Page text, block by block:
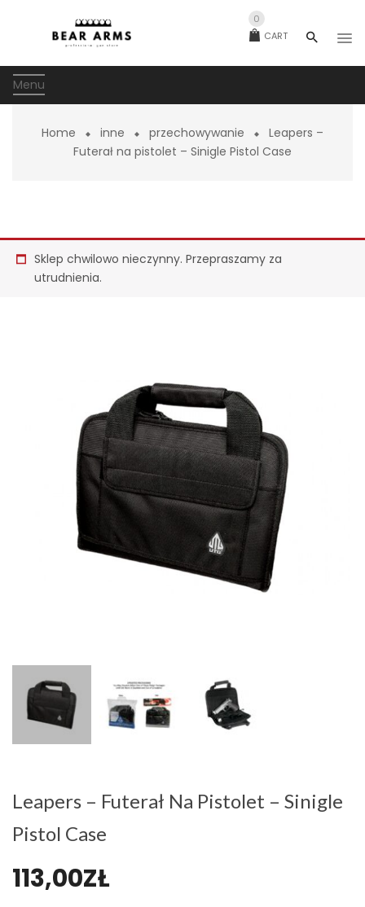
CART
0
Menu
Home inne przechowywanie
Leapers –
Futerał na pistolet – Sinigle Pistol Case
Sklep chwilowo nieczynny. Przepraszamy za
utrudnienia.
Leapers – Futerał Na Pistolet – Sinigle
Pistol Case
113,00ZŁ